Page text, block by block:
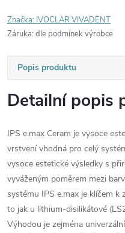
Značka: IVOCLAR VIVADENT
Záruka: dle podmínek výrobce
Popis produktu
Detailní popis
IPS e.max Ceram je vysoce
vrstvení vhodná pro celý
vysoce estetické výsledky s
vyváženým poměrem mezi
systému IPS e.max je klíčem
to jak u lithium-disilikátové
Výhodou je zejména